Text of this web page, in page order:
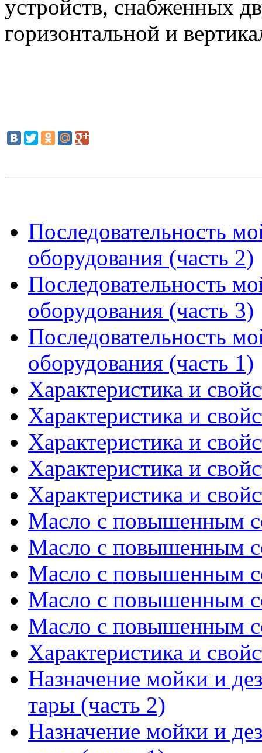
устройств, снабженных
горизонтальной и
Последовательность
оборудования (часть 2)
Последовательность
оборудования (часть 3)
Последовательность
оборудования (часть 1)
Характеристика и
Характеристика и
Характеристика и
Характеристика и
Характеристика и
Масло с повышенным
Масло с повышенным
Масло с повышенным
Масло с повышенным
Масло с повышенным
Характеристика и
Назначение мойки и
тары (часть 2)
Назначение мойки и